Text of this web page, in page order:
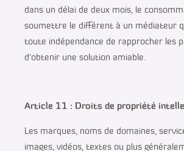
dans un délai de deux mois, le
soumettre le différent à un médiateur
toute indépendance de rapprocher les
d’obtenir une solution amiable.
Article 11 : Droits de propriété
Les marques, noms de domaines,
images, vidéos, textes ou plus